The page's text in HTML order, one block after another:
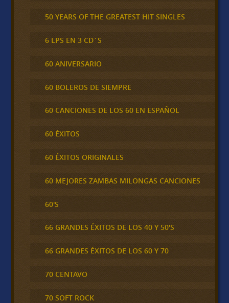
50 YEARS OF THE GREATEST HIT SINGLES
6 LPS EN 3 CD´S
60 ANIVERSARIO
60 BOLEROS DE SIEMPRE
60 CANCIONES DE LOS 60 EN ESPAÑOL
60 ÉXITOS
60 ÉXITOS ORIGINALES
60 MEJORES ZAMBAS MILONGAS CANCIONES
60'S
66 GRANDES ÉXITOS DE LOS 40 Y 50'S
66 GRANDES ÉXITOS DE LOS 60 Y 70
70 CENTAVO
70 SOFT ROCK